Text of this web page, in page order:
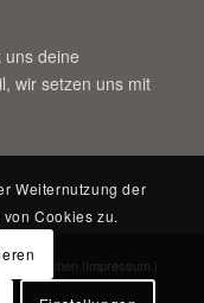
uns deine
wir setzen uns mit
| Impressum
Weiternutzung der
Cookies zu.